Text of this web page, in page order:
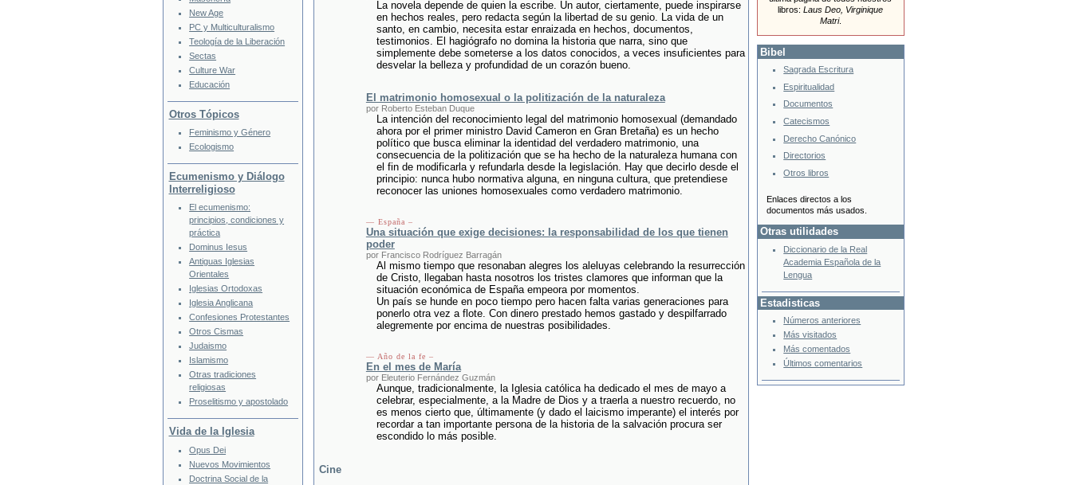
La novela depende de quien la escribe. Un autor, ciertamente, puede inspirarse
en hechos reales, pero redacta según la libertad de su genio. La vida de un
santo, en cambio, necesita estar enraizada en hechos, documentos,
testimonios. El hagiógrafo no domina la historia que narra, sino que
simplemente debe someterse a los datos conocidos, a veces insuficientes para
desvelar la belleza y profundidad de un corazón bueno.
El matrimonio homosexual o la politización de la naturaleza
por Roberto Esteban Duque
La intención del reconocimiento legal del matrimonio homosexual (demandado
ahora por el primer ministro David Cameron en Gran Bretaña) es un hecho
político que busca eliminar la identidad del verdadero matrimonio, una
consecuencia de la politización que se ha hecho de la naturaleza humana con
el fin de modificarla y refundarla desde la legislación. Hay que decirlo desde el
principio: nunca hubo normativa alguna, en ninguna cultura, que pretendiese
reconocer las uniones homosexuales como verdadero matrimonio.
— España –
Una situación que exige decisiones: la responsabilidad de los que tienen
poder
por Francisco Rodríguez Barragán
Al mismo tiempo que resonaban alegres los aleluyas celebrando la resurrección
de Cristo, llegaban hasta nosotros los tristes clamores que informan que la
situación económica de España empeora por momentos.
Un país se hunde en poco tiempo pero hacen falta varias generaciones para
ponerlo otra vez a flote. Con dinero prestado hemos gastado y despilfarrado
alegremente por encima de nuestras posibilidades.
— Año de la fe –
En el mes de María
por Eleuterio Fernández Guzmán
Aunque, tradicionalmente, la Iglesia católica ha dedicado el mes de mayo a
celebrar, especialmente, a la Madre de Dios y a traerla a nuestro recuerdo, no
es menos cierto que, últimamente (y dado el laicismo imperante) el interés por
recordar a tan importante persona de la historia de la salvación procura ser
escondido lo más posible.
Cine
New Age
PC y Multiculturalismo
Teología de la Liberación
Sectas
Culture War
Educación
Otros Tópicos
Feminismo y Género
Ecologismo
Ecumenismo y Diálogo
Interreligioso
El ecumenismo:
principios, condiciones y
práctica
Dominus Iesus
Antiguas Iglesias
Orientales
Iglesias Ortodoxas
Iglesia Anglicana
Confesiones Protestantes
Otros Cismas
Judaismo
Islamismo
Otras tradiciones
religiosas
Proselitismo y apostolado
Vida de la Iglesia
Opus Dei
Nuevos Movimientos
Doctrina Social de la
libros:Laus Deo, Virginique
Matri.
Bibel
Sagrada Escritura
Espiritualidad
Documentos
Catecismos
Derecho Canónico
Directorios
Otros libros
Enlaces directos a los
documentos más usados.
Otras utilidades
Diccionario de la Real
Academia Española de la
Lengua
Estadisticas
Números anteriores
Más visitados
Más comentados
Últimos comentarios